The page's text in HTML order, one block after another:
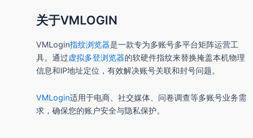
关于VMLOGIN
VMLogin指纹浏览器是一款专为多账号多平台矩阵运营工
具。通过虚拟多登浏览器的软硬件指纹来替换掩盖本机物理
信息和IP地址定位，有效解决账号关联和封号问题。
VMLogin适用于电商、社交媒体、问卷调查等多账号业务需
求，确保您的账户安全与隐私保护。